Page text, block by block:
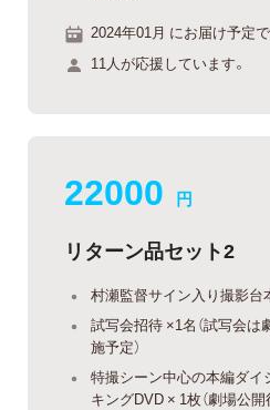
2024年01月 にお届け予定で
11人が応援しています。
22000 円
リターン品セット2
村瀬監督サイン入り撮影台
試写会招待 ×1名（試写会
施予定）
特撮シーン中心の本編ダイ
キングDVD × 1枚（劇場公開